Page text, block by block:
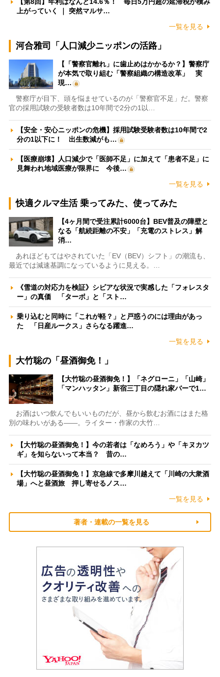
上がっていく ｜ 突然マルサ…
一覧を見る
河合雅司「人口減少ニッポンの活路」
【「警察官離れ」に歯止めはかかるか？】警察庁
が本気で取り組む「警察組織の構造改革」 実
現…
警察庁が目下、頭を悩ませているのが「警察官不足」だ。警察
官の採用試験の受験者数は10年間で2分の1以…
【安全・安心ニッポンの危機】採用試験受験者数は10年間で2
分の1以下に！ 出生数減がも…
【医療崩壊】人口減少で「医師不足」に加えて「患者不足」に
見舞われ地域医療が限界に 今後…
一覧を見る
快適クルマ生活 乗ってみた、使ってみた
【4ヶ月間で受注累計6000台】BEV普及の障壁と
なる「航続距離の不安」「充電のストレス」解
消…
あれほどもてはやされていた「EV（BEV）シフト」の潮流も、
最近では減速基調になっているように見える。…
《雪道の対応力を検証》シビアな状況で実感した「フォレスタ
ー」の真価 「ターボ」と「スト…
乗り込むと同時に「これが軽？」と戸惑うのには理由があっ
た 「日産ルークス」さらなる躍進…
一覧を見る
大竹聡の「昼酒御免！」
【大竹聡の昼酒御免！】「ネグローニ」「山崎」
「マンハッタン」新宿三丁目の隠れ家バーで1…
お酒はいつ飲んでもいいものだが、昼から飲むお酒にはまた格
別の味わいがある――。ライター・作家の大竹…
【大竹聡の昼酒御免！】今の若者は「なめろう」や「キヌカツ
ギ」を知らないって本当？ 昔の…
【大竹聡の昼酒御免！】京急線で多摩川越えて「川崎の大衆酒
場」へと昼酒旅 押し寄せるノス…
一覧を見る
著者・連載の一覧を見る